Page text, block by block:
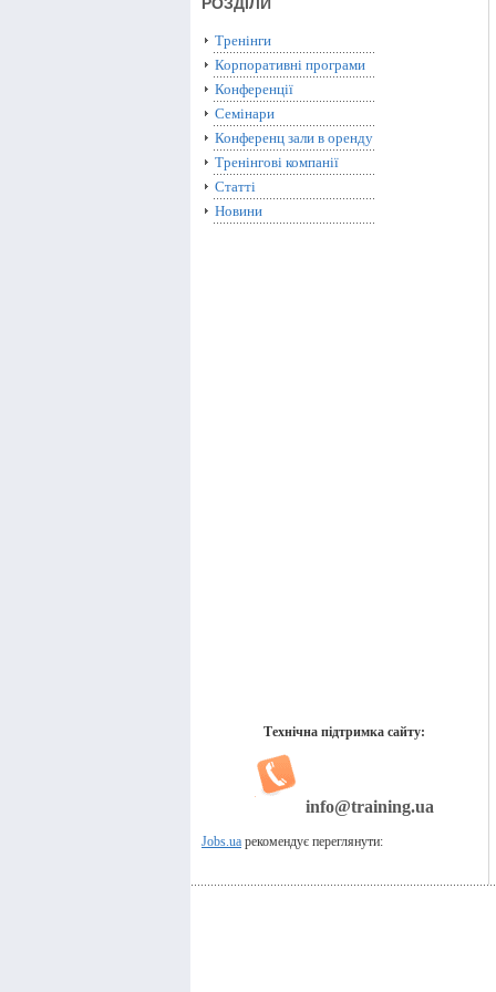
Тренінги
Корпоративні програми
Конференції
Семінари
Конференц зали в оренду
Тренінгові компанії
Статті
Новини
Технічна підтримка сайту:
info@training.ua
Jobs.ua рекомендує переглянути: